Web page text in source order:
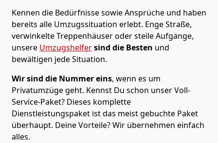
Kennen die Bedürfnisse sowie Ansprüche und haben
bereits alle Umzugssituation erlebt. Enge Straße,
verwinkelte Treppenhäuser oder steile Aufgänge,
unsere Umzugshelfersind die Besten und
bewältigen jede Situation.
Wir sind die Nummer eins, wenn es um
Privatumzüge geht. Kennst Du schon unser Voll-
Service-Paket? Dieses komplette
Dienstleistungspaket ist das meist gebuchte Paket
überhaupt. Deine Vorteile? Wir übernehmen einfach
alles.